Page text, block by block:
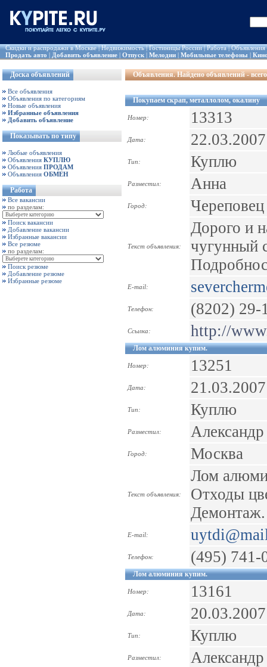
Скидки и распродажи в Москве|Недвижимость|Гостиницы России|Работа|Объявления
Продать авто | Добавить объявление | Отпуск | Мелодии | Мобильные телефоны |
Доска объявлений
Все объявления
Объявления по категориям
Новые объявления
Избранные объявления
Добавить объявление
Показывать по типу
Любые объявления
Объявления КУПЛЮ
Объявления ПРОДАМ
Объявления ОБМЕН
Работа
Все вакансии
по разделам:
Поиск вакансии
Добавление вакансии
Избранные вакансии
Все резюме
по разделам:
Поиск резюме
Добавление резюме
Избранные резюме
Объявления. Найдено объявлений -
Покупаем скрап, металлолом, окалину
Номер: 13313
Дата: 22.03.2007
Тип: Куплю
Разместил: Анна
Город: Череповец
Текст объявления:
Дорого и
чугунный
E-mail:
Телефон: (8202) 29-
Ссылка: http://
Лом алюминия купим.
Номер: 13251
Дата: 21.03.2007
Тип: Куплю
Разместил: Александр
Город: Москва
Текст объявления:
Лом
Отходы
E-mail:
Телефон: (495) 741-
Лом алюминия купим.
Номер: 13161
Дата: 20.03.2007
Тип: Куплю
Разместил: Александр